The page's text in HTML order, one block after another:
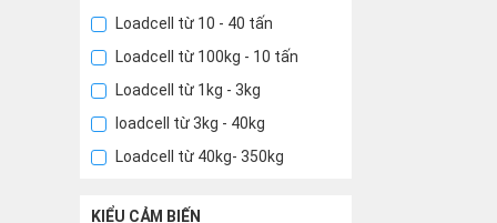
Loadcell từ 10 - 40 tấn
Loadcell từ 100kg - 10 tấn
Loadcell từ 1kg - 3kg
loadcell từ 3kg - 40kg
Loadcell từ 40kg- 350kg
KIỂU CẢM BIẾN